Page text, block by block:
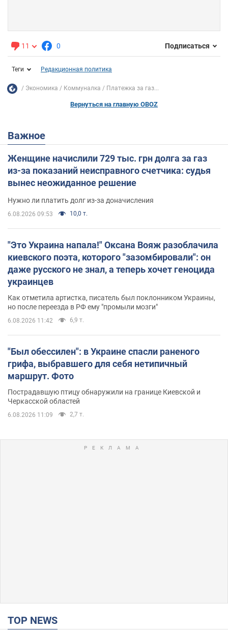
11 0 Подписаться
Теги Редакционная политика
Экономика Коммуналка Платежка за газ...
Вернуться на главную OBOZ
Важное
Женщине начислили 729 тыс. грн долга за газ
из-за показаний неисправного счетчика: судья
вынес неожиданное решение
Нужно ли платить долг из-за доначисления
6.08.2026 09:53 10,0 т.
"Это Украина напала!" Оксана Вояж разоблачила
киевского поэта, которого "зазомбировали": он
даже русского не знал, а теперь хочет геноцида
украинцев
Как отметила артистка, писатель был поклонником Украины,
но после переезда в РФ ему "промыли мозги"
6.08.2026 11:42 6,9 т.
"Был обессилен": в Украине спасли раненого
грифа, выбравшего для себя нетипичный
маршрут. Фото
Пострадавшую птицу обнаружили на границе Киевской и
Черкасской областей
6.08.2026 11:09 2,7 т.
TOP NEWS